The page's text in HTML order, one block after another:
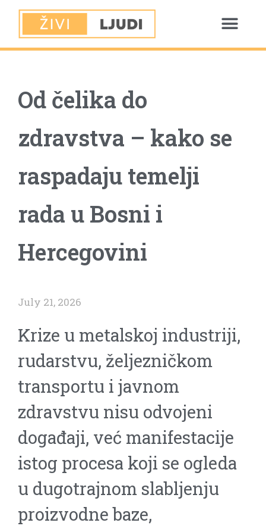
Od čelika do
zdravstva – kako se
raspadaju temelji
rada u Bosni i
Hercegovini
July 21, 2026
Krize u metalskoj industriji,
rudarstvu, željezničkom
transportu i javnom
zdravstvu nisu odvojeni
događaji, već manifestacije
istog procesa koji se ogleda
u dugotrajnom slabljenju
proizvodne baze,